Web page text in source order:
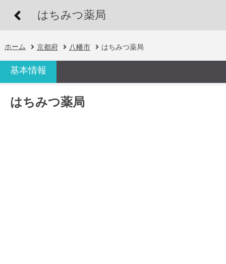
はちみつ薬局
ホーム 京都府 八幡市 はちみつ薬局
基本情報
はちみつ薬局